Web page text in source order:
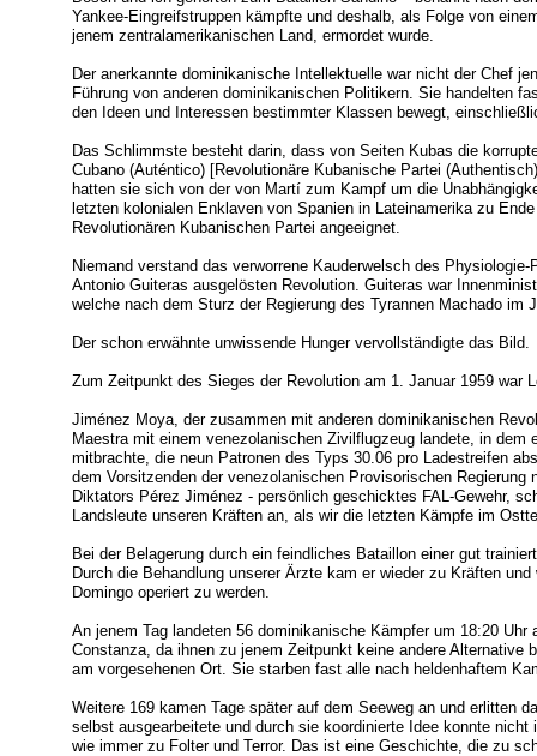
Yankee-Eingreifstruppen kämpfte und deshalb, als Folge von
jenem zentralamerikanischen Land, ermordet wurde.
Der anerkannte dominikanische Intellektuelle war nicht der Chef
Führung von anderen dominikanischen Politikern. Sie handelten
den Ideen und Interessen bestimmter Klassen bewegt,
Das Schlimmste besteht darin, dass von Seiten Kubas die
Cubano (Auténtico) [Revolutionäre Kubanische Partei
hatten sie sich von der von Martí zum Kampf um die
letzten kolonialen Enklaven von Spanien in Lateinamerika zu
Revolutionären Kubanischen Partei angeeignet.
Niemand verstand das verworrene Kauderwelsch des
Antonio Guiteras ausgelösten Revolution. Guiteras war
welche nach dem Sturz der Regierung des Tyrannen Machado im
Der schon erwähnte unwissende Hunger vervollständigte das Bild.
Zum Zeitpunkt des Sieges der Revolution am 1. Januar 1959 war
Jiménez Moya, der zusammen mit anderen dominikanischen
Maestra mit einem venezolanischen Zivilflugzeug landete, in dem
mitbrachte, die neun Patronen des Typs 30.06 pro Ladestreifen
dem Vorsitzenden der venezolanischen Provisorischen Regierung
Diktators Pérez Jiménez - persönlich geschicktes FAL-Gewehr,
Landsleute unseren Kräften an, als wir die letzten Kämpfe im
Bei der Belagerung durch ein feindliches Bataillon einer gut
Durch die Behandlung unserer Ärzte kam er wieder zu Kräften
Domingo operiert zu werden.
An jenem Tag landeten 56 dominikanische Kämpfer um 18:20 Uhr
Constanza, da ihnen zu jenem Zeitpunkt keine andere Alternative
am vorgesehenen Ort. Sie starben fast alle nach heldenhaftem
Weitere 169 kamen Tage später auf dem Seeweg an und erlitten
selbst ausgearbeitete und durch sie koordinierte Idee konnte
wie immer zu Folter und Terror. Das ist eine Geschichte, die zu